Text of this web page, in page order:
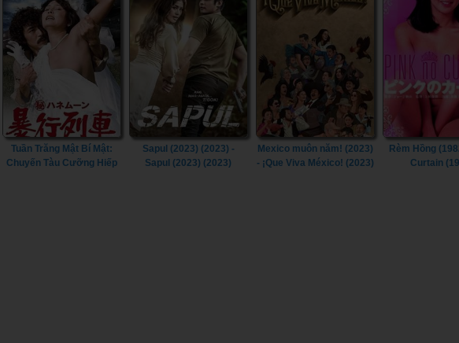
Tuần Trăng Mật Bí Mật:
Chuyến Tàu Cưỡng Hiếp
Sapul (2023) (2023) -
Sapul (2023) (2023)
Mexico muôn năm! (2023)
- ¡Que Viva México! (2023)
Rèm Hồng
Curtain